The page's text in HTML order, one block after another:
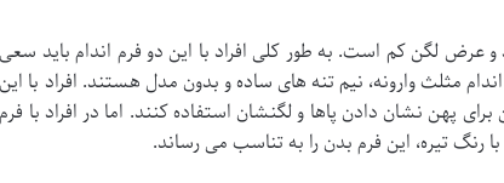
لگن کم است. به طور کلی افراد با این دو فرم اندام باید سعی
مثلث وارونه، نیم تنه های ساده و بدون مدل هستند. افراد با این
پهن نشان دادن پاها و لگنشان استفاده کنند. اما در افراد با فرم
رنگ تیره، این فرم بدن را به تناسب می رساند.